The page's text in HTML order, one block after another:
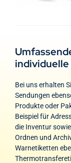
Bei uns erhalten
Sendungen
Produkte oder
Beispiel für
die Inventur
Ordnen und
Warnetiketten